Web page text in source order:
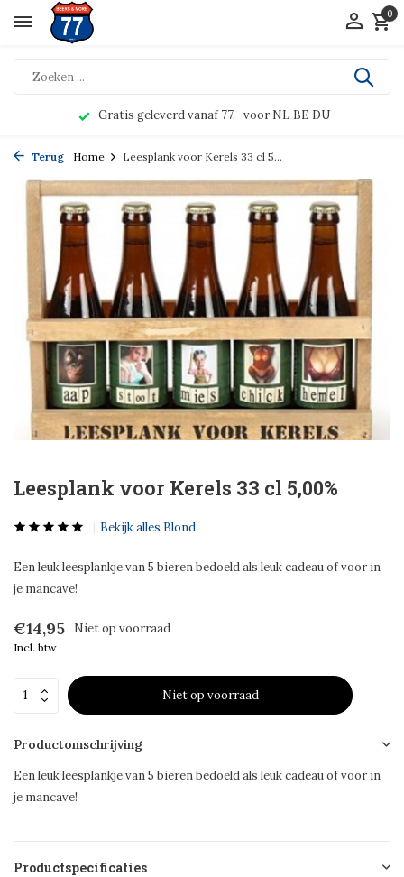
0
Gratis geleverd vanaf 77,- voor NL BE DU
Terug Home Leesplank voor Kerels 33 cl 5...
Leesplank voor Kerels 33 cl 5,00%
Bekijk alles Blond
Een leuk leesplankje van 5 bieren bedoeld als leuk cadeau of voor in
je mancave!
€14,95 Niet op voorraad
Incl. btw
Niet op voorraad
Productomschrijving
Een leuk leesplankje van 5 bieren bedoeld als leuk cadeau of voor in
je mancave!
Productspecificaties